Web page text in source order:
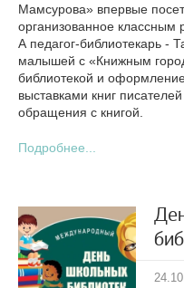
Мамсурова» впервые
организованное классным
А педагог-библиотекарь -
малышей с «Книжным
библиотекой и
выставками книг
обращения с книгой.
Подробнее...